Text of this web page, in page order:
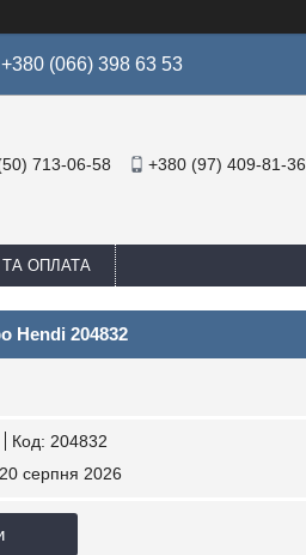
(066) 398 63 53
713-06-58 +380 (97) 409-81-36
ОПЛАТА
Hendi 204832
Код: 204832
серпня 2026